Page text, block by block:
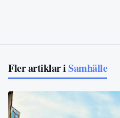
Fler artiklar iSamhälle